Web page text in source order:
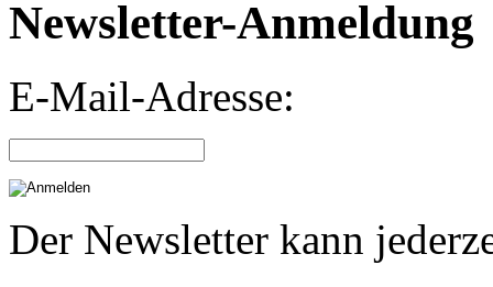
Newsletter-Anmeldung
E-Mail-Adresse:
Der Newsletter kann